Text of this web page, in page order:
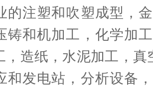
的注塑和吹塑成型，
铸和机加工，化学加
，造纸，水泥加工，
和发电站，分析设备